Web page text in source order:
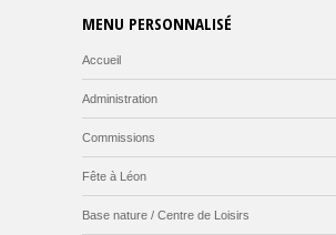
MENU PERSONNALISÉ
Accueil
Administration
Commissions
Fête à Léon
Base nature / Centre de Loisirs